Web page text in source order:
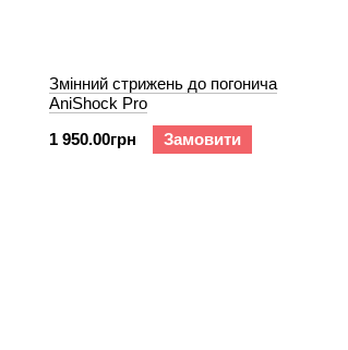
Змінний стрижень до погонича
AniShock Pro
1 950.00грн
Замовити